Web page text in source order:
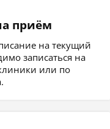
приём
на текущий
записаться на
или по